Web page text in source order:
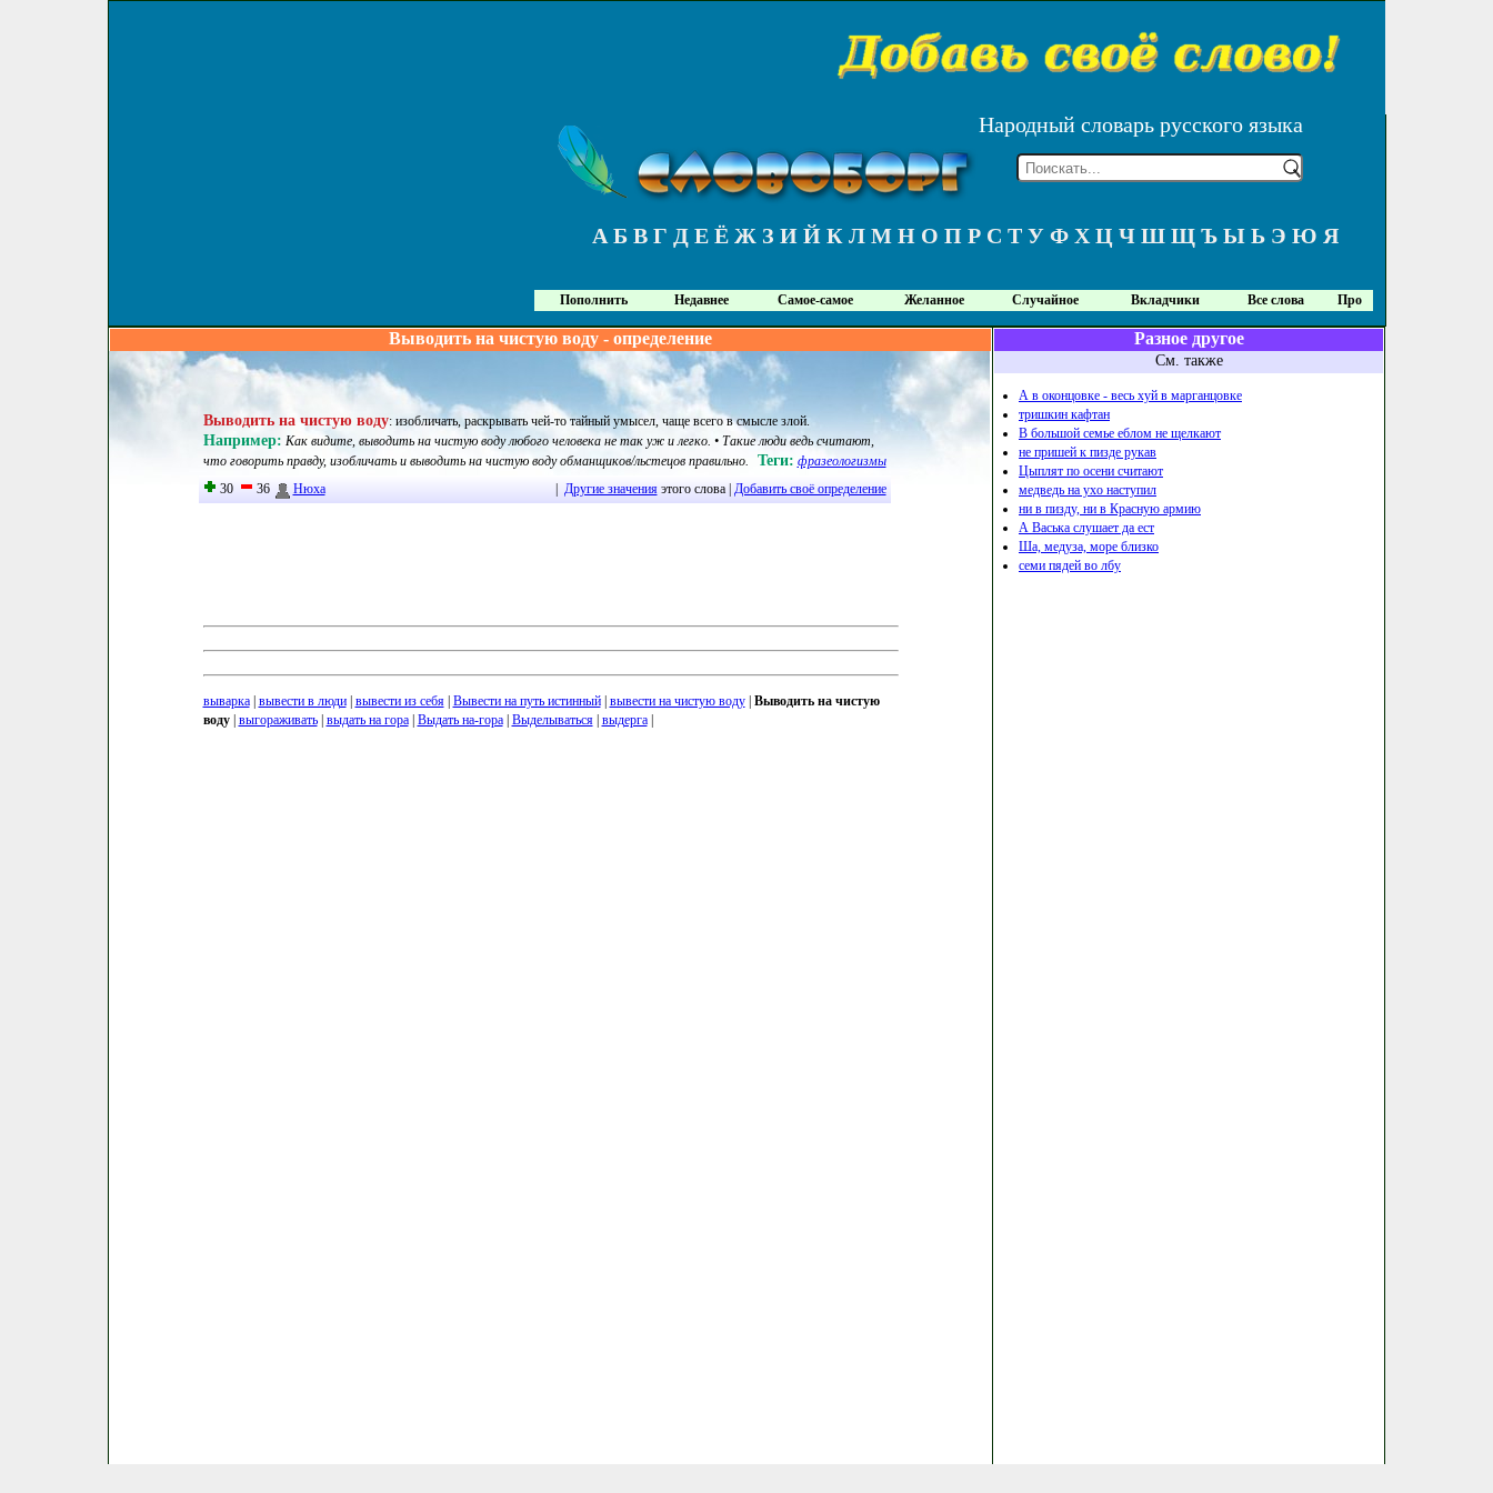
Народный словарь русского языка
А Б В Г Д Е Ё Ж З И Й К Л М Н О П Р С Т У Ф Х Ц Ч Ш Щ Ъ Ы Ь Э Ю Я
Пополнить Недавнее Самое-самое Желанное Случайное Вкладчики Все слова Про
Выводить на чистую воду - определение
Выводить на чистую воду: изобличать, раскрывать чей-то тайный умысел, чаще всего в смысле злой.
Например: Как видите, выводить на чистую воду любого человека не так уж и легко. • Такие люди ведь считают,
что говорить правду, изобличать и выводить на чистую воду обманщиков/льстецов правильно.
Теги: фразеологизмы
30
36 Нюха Другие значенияэтого слова | Добавить своё определение
выварка| вывести в люди| вывести из себя| Вывести на путь истинный| вывести на чистую воду| Выводить на чистую
воду| выгораживать| выдать на гора| Выдать на-гора| Выделываться| выдерга|
Разное другое
См. также
А в оконцовке - весь хуй в марганцовке
тришкин кафтан
В большой семье еблом не щелкают
не пришей к пизде рукав
Цыплят по осени считают
медведь на ухо наступил
ни в пизду, ни в Красную армию
А Васька слушает да ест
Ша, медуза, море близко
семи пядей во лбу